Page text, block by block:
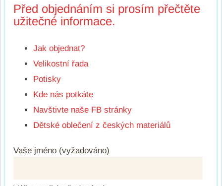
Před objednáním si prosím přečtěte
užitečné informace.
Jak objednat?
Velikostní řada
Potisky
Kde nás potkáte
Navštivte naše FB stránky
Dětské oblečení z českých materiálů
Vaše jméno (vyžadováno)